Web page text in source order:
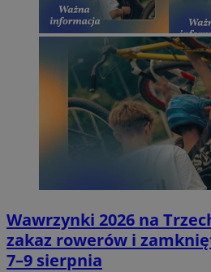
Wawrzynki 2026 na
zakaz rowerów i
7–9 sierpnia